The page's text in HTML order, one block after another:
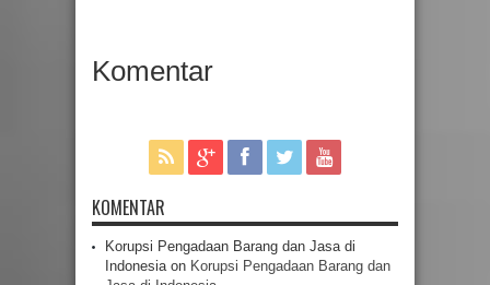
Komentar
KOMENTAR
Korupsi Pengadaan Barang dan Jasa di
Indonesia on Korupsi Pengadaan Barang dan